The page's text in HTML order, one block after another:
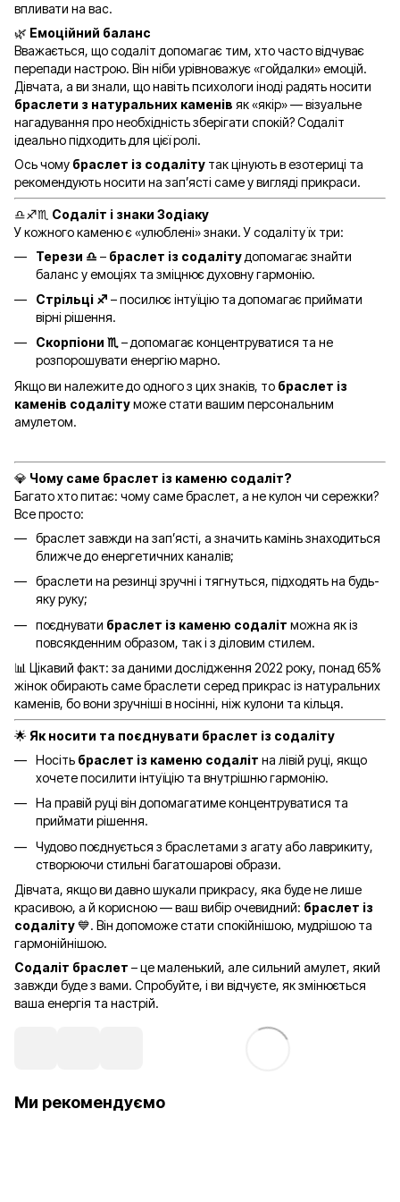
впливати на вас.
🌿 Емоційний баланс
Вважається, що содаліт допомагає тим, хто часто відчуває
перепади настрою. Він ніби урівноважує «гойдалки» емоцій.
Дівчата, а ви знали, що навіть психологи іноді радять носити
браслети з натуральних каменів як «якір» — візуальне
нагадування про необхідність зберігати спокій? Содаліт
ідеально підходить для цієї ролі.
Ось чому браслет із содаліту так цінують в езотериці та
рекомендують носити на зап’ясті саме у вигляді прикраси.
♎♐♏ Содаліт і знаки Зодіаку
У кожного каменю є «улюблені» знаки. У содаліту їх три:
Терези ♎ – браслет із содалітудопомагає знайти
баланс у емоціях та зміцнює духовну гармонію.
Стрільці ♐ – посилює інтуїцію та допомагає приймати
вірні рішення.
Скорпіони ♏– допомагає концентруватися та не
розпорошувати енергію марно.
Якщо ви належите до одного з цих знаків, то браслет із
каменів содалітуможе стати вашим персональним
амулетом.
💎 Чому саме браслет із каменю содаліт?
Багато хто питає: чому саме браслет, а не кулон чи сережки?
Все просто:
браслет завжди на зап’ясті, а значить камінь знаходиться
ближче до енергетичних каналів;
браслети на резинці зручні і тягнуться, підходять на будь-
яку руку;
поєднувати браслет із каменю содаліт можна як із
повсякденним образом, так і з діловим стилем.
📊 Цікавий факт: за даними дослідження 2022 року, понад 65%
жінок обирають саме браслети серед прикрас із натуральних
каменів, бо вони зручніші в носінні, ніж кулони та кільця.
🌟 Як носити та поєднувати браслет із содаліту
Носіть браслет із каменю содаліт на лівій руці, якщо
хочете посилити інтуїцію та внутрішню гармонію.
На правій руці він допомагатиме концентруватися та
приймати рішення.
Чудово поєднується з браслетами з агату або лаврикиту,
створюючи стильні багатошарові образи.
Дівчата, якщо ви давно шукали прикрасу, яка буде не лише
красивою, а й корисною — ваш вибір очевидний: браслет із
содаліту💙. Він допоможе стати спокійнішою, мудрішою та
гармонійнішою.
Содаліт браслет – це маленький, але сильний амулет, який
завжди буде з вами. Спробуйте, і ви відчуєте, як змінюється
ваша енергія та настрій.
Ми рекомендуємо